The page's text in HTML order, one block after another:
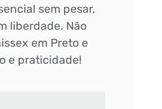
sem pesar,
liberdade. Não
em Preto e
e praticidade!